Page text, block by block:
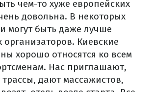
чем-то хуже европейских
довольна. В некоторых
могут быть даже лучше
организаторов. Киевские
хорошо относятся ко всем
Нас приглашают,
дают массажистов,